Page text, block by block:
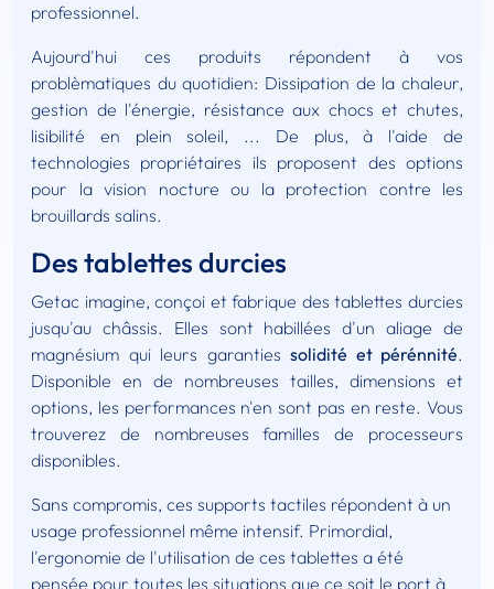
professionnel.
Aujourd'hui ces produits répondent à vos
problèmatiques du quotidien: Dissipation de la chaleur,
gestion de l'énergie, résistance aux chocs et chutes,
lisibilité en plein soleil, ... De plus, à l'aide de
technologies propriétaires ils proposent des options
pour la vision nocture ou la protection contre les
brouillards salins.
Des tablettes durcies
Getac imagine, conçoi et fabrique des tablettes durcies
jusqu'au châssis. Elles sont habillées d'un aliage de
magnésium qui leurs garanties solidité et pérénnité.
Disponible en de nombreuses tailles, dimensions et
options, les performances n'en sont pas en reste. Vous
trouverez de nombreuses familles de processeurs
disponibles.
Sans compromis, ces supports tactiles répondent à un
usage professionnel même intensif. Primordial,
l'ergonomie de l'utilisation de ces tablettes a été
pensée pour toutes les situations que ce soit le port à